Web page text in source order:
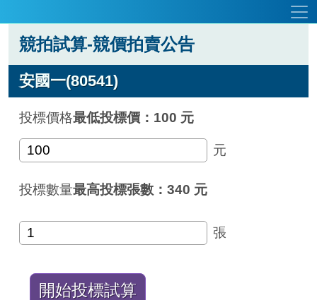
競拍試算-競價拍賣公告
安國一(80541)
投標價格最低投標價：100 元
元
投標數量最高投標張數：340 元
張
開始投標試算